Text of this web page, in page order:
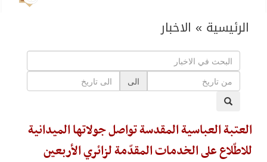
الرئيسية » الاخبار
الى
العتبة العباسية المقدسة تواصل جولاتها الميدانية
للاطّلاع على الخدمات المقدّمة لزائري الأربعين